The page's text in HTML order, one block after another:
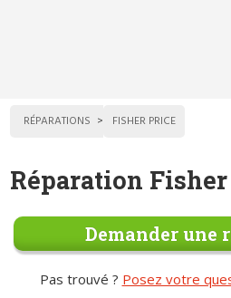
RÉPARATIONS FISHER PRICE
Réparation
Demander une
Pas trouvé ? Posez votre